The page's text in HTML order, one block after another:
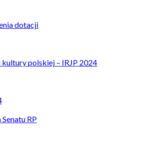
dotacji
polskiej – IRJP 2024
RP